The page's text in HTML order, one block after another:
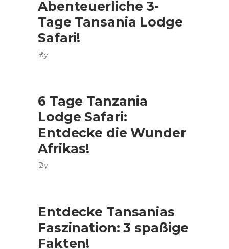
Abenteuerliche 3-
Tage Tansania Lodge
Safari!
By
6 Tage Tanzania
Lodge Safari:
Entdecke die Wunder
Afrikas!
By
Entdecke Tansanias
Faszination: 3 spaßige
Fakten!